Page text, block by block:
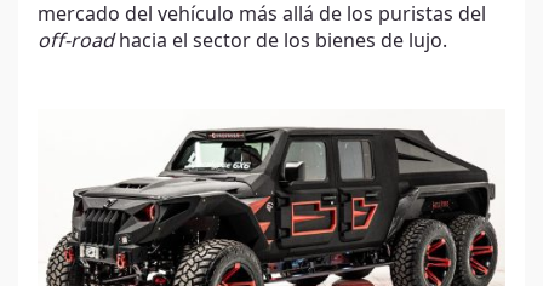
mercado del vehículo más allá de los puristas del
off-roadhacia el sector de los bienes de lujo.